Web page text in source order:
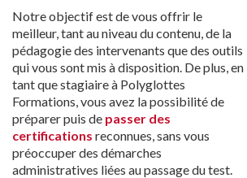
Notre objectif est de vous offrir le
meilleur, tant au niveau du contenu, de la
pédagogie des intervenants que des outils
qui vous sont mis à disposition. De plus, en
tant que stagiaire à Polyglottes
Formations, vous avez la possibilité de
préparer puis de passer des
certifications reconnues, sans vous
préoccuper des démarches
administratives liées au passage du test.